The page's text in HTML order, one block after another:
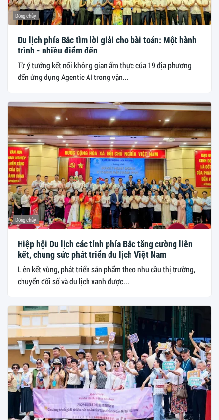
Dòng chảy
Du lịch phía Bắc tìm lời giải cho bài toán: Một hành
trình - nhiều điểm đến
Từ ý tưởng kết nối không gian ẩm thực của 19 địa phương
đến ứng dụng Agentic AI trong vận...
Dòng chảy
Hiệp hội Du lịch các tỉnh phía Bắc tăng cường liên
kết, chung sức phát triển du lịch Việt Nam
Liên kết vùng, phát triển sản phẩm theo nhu cầu thị trường,
chuyển đổi số và du lịch xanh được...